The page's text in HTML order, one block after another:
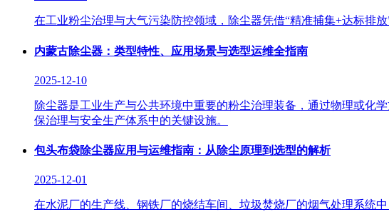
在工业粉尘治理与大气污染防控领域，除尘器凭借“精准捕集+达标排
内蒙古除尘器：类型特性、应用场景与选型运维全指南
2025-12-10
除尘器是工业生产与公共环境中重要的粉尘治理装备，通过物理或化
保治理与安全生产体系中的关键设施。
包头布袋除尘器应用与运维指南：从除尘原理到选型的解析
2025-12-01
在水泥厂的生产线、钢铁厂的烧结车间、垃圾焚烧厂的烟气处理系统